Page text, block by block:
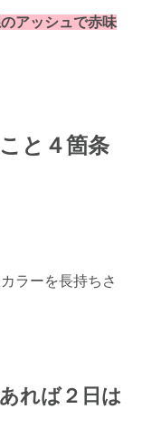
アッシュで赤味
と４箇条
ラーを長持ちさ
れば２日は